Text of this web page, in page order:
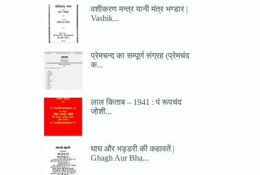
वशीकरण मन्त्र यानी मंत्र भण्डार |
Vashik...
प्रेमचन्द का सम्पूर्ण संग्रह (प्रेमचंद
क...
लाल किताब – 1941 : पं रूपचंद
जोशी...
घाघ और भड्डरी की कहावतें |
Ghagh Aur Bha...